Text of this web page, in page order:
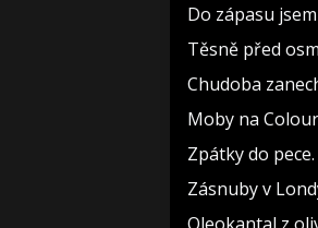
Do zápasu
Těsně před
Chudoba
Moby na
Zpátky do
Zásnuby v